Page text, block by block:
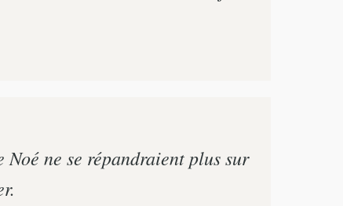
ne se répandraient plus sur